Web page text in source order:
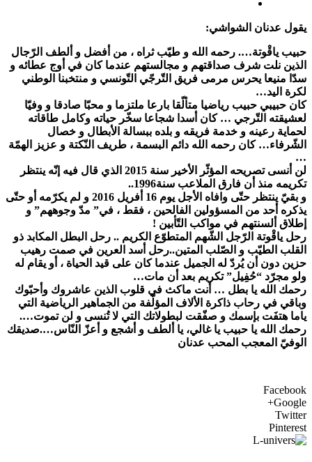
يقول عدنان الشواشي:
حبيب ياقْوتة…. رحمه الله و طيّب ثراه ، من أفضل و ألطف الرّجال
الذين نلت شرف صداقتهم و مجالستهم عندما كان في أوج عطائه و
سدّا منيعا يحرس مرمى فريق التّرجّي التّونسي و منتخبنا الوطني
لكرة اليد…
كان حبيبي حبيب رياضيا متألّقا بارعا ملتزما و محبّا صادقا و وفيّا
لعشيقته التّرجي … كان أسدا شجاعا سخّر حياته وكامل طاقاته
لحماية رعينه و خدمة فريقه و بلده ببسالة الأبطال و خصال
الشّرفاء… كان رحمه الله دائم البسمة ، طريف النّكتة و عزيز الهمّة
…
لن أنسى تصريحه المؤثّر الأخير سنة 2015 الذي قال فيه إنّه ينتظر
تكريمه منذ أن فارق الملاعب سنة1996..
و بقيّ ينتظر حتّى وافاه الأجل يوم 16 أفريل 2016 و لم يكرّمه أو حتّى
يذكره أحد من المسؤولين الفالحين ، فقط ، في” مدّ وجوههم” و
إطلاق ألسنتهم في مواكب التّأبين !
رحل ياقْوتة الرّجل الشّهم المتطوّع الكريم .. رحل البطل المكابد ذو
القلب الطيّب و الصّلب المتين..رحل أسد العرين في صمت رهيب
حزين دون أن يُردّ له الجميل عندما كان على قيد الحياة ، أو يقام له
ولو مجرّد “حُفِيل” تكريم بعد أن مات…
رحمك الله يا بطل … أنت ماكث في قلوب الذين عاشروك وأحبّوك
وباقي في رحاب ذاكرة الألاف المؤلّفة من الجماهير الرياضية التي
ياما هتفَت بإسمك و صفّقت لبطولاتك التي لا تُنسى و لن تموت….
رحمك الله يا حبيب يا غالي، يا ألطف و أشجع و أعزّ النّاس….صديقك
الوفيّ المعجب المحب عدنان
Facebook
Google+
Twitter
Pinterest